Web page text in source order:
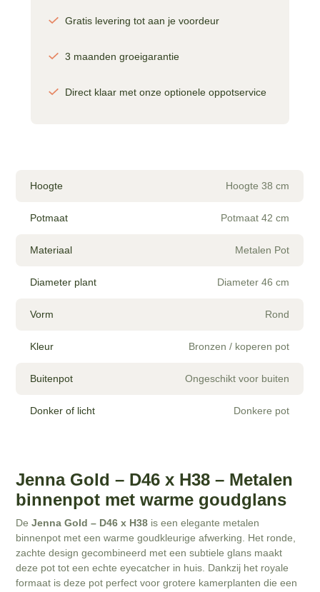
aantalGratis levering tot aan je voordeur
3 maanden groeigarantie
Direct klaar met onze optionele oppotservice
Jenna Gold – D46 x H38 – Metalen
binnenpot met warme goudglans
DeJenna Gold – D46 x H38 is een elegante metalen
binnenpot met een warme goudkleurige afwerking. Het ronde,
zachte design gecombineerd met een subtiele glans maakt
deze pot tot een echte eyecatcher in huis. Dankzij het royale
formaat is deze pot perfect voor grotere kamerplanten die een
Hoogte Hoogte 38 cm
Potmaat Potmaat 42 cm
Materiaal Metalen Pot
Diameter plant Diameter 46 cm
Vorm Rond
Kleur Bronzen / koperen pot
Buitenpot Ongeschikt voor buiten
Donker of licht Donkere pot